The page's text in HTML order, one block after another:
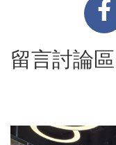
留言討論區